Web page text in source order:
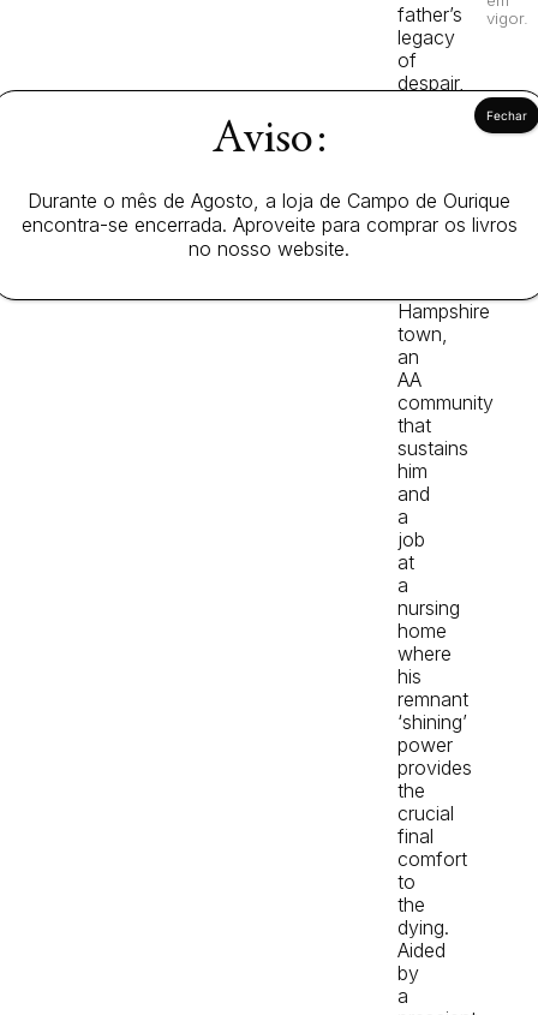
father’s
legacy
of
despair,
alcoholism,
he
settles
in
Hampshire
town,
an
AA
community
that
sustains
him
and
a
job
at
a
nursing
home
where
his
remnant
‘shining’
power
provides
the
crucial
final
comfort
to
the
dying.
Aided
by
a
vigor.
Aviso:
Durante o mês de Agosto, a loja de Campo de Ourique
encontra-se encerrada. Aproveite para comprar os livros
no nosso website.